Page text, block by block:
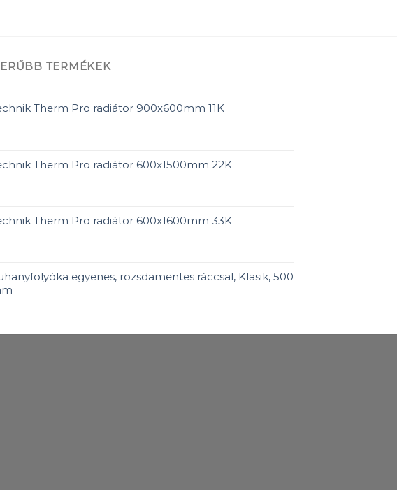
TERMÉKEK
Therm Pro radiátor 900x600mm 11K
Therm Pro radiátor 600x1500mm 22K
Therm Pro radiátor 600x1600mm 33K
egyenes, rozsdamentes ráccsal, Klasik, 500